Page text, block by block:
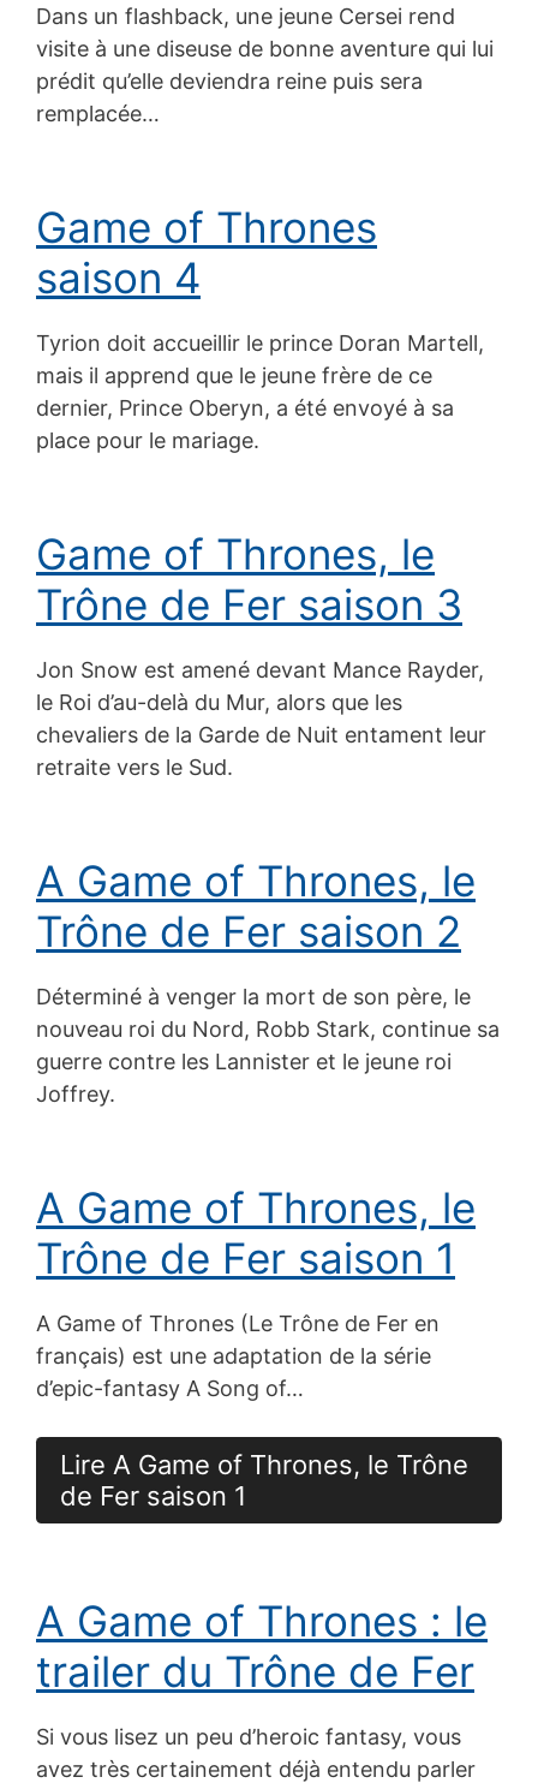
Dans un flashback, une jeune Cersei rend
visite à une diseuse de bonne aventure qui lui
prédit qu’elle deviendra reine puis sera
remplacée…
Game of Thrones
saison 4
Tyrion doit accueillir le prince Doran Martell,
mais il apprend que le jeune frère de ce
dernier, Prince Oberyn, a été envoyé à sa
place pour le mariage.
Game of Thrones, le
Trône de Fer saison 3
Jon Snow est amené devant Mance Rayder,
le Roi d’au-delà du Mur, alors que les
chevaliers de la Garde de Nuit entament leur
retraite vers le Sud.
A Game of Thrones, le
Trône de Fer saison 2
Déterminé à venger la mort de son père, le
nouveau roi du Nord, Robb Stark, continue sa
guerre contre les Lannister et le jeune roi
Joffrey.
A Game of Thrones, le
Trône de Fer saison 1
A Game of Thrones (Le Trône de Fer en
français) est une adaptation de la série
d’epic-fantasy A Song of…
Lire A Game of Thrones, le Trône
de Fer saison 1
A Game of Thrones : le
trailer du Trône de Fer
Si vous lisez un peu d’heroic fantasy, vous
avez très certainement déjà entendu parler